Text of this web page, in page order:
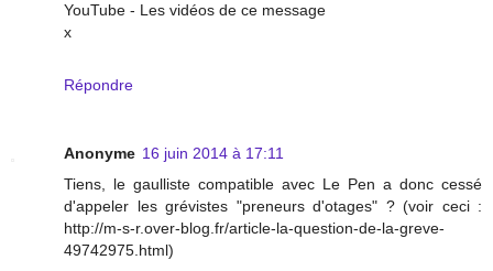
YouTube - Les vidéos de ce message
x
Répondre
Anonyme 16 juin 2014 à 17:11
Tiens, le gaulliste compatible avec Le Pen a donc cessé
d'appeler les grévistes "preneurs d'otages" ? (voir ceci :
http://m-s-r.over-blog.fr/article-la-question-de-la-greve-
49742975.html)